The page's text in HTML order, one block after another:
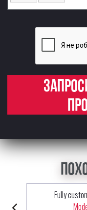
Fully